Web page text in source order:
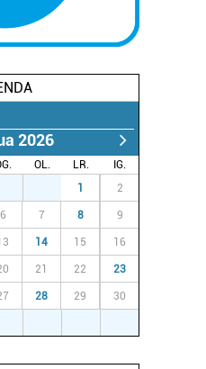
eskatzen, eta beren
zein helburutarako
aurka nola egin
moduari
ezarri zure lehentasunak
alda edo ken dezakezu
eta hirugarrenen cookie-
esperientzia eta
cookie teknologiaz
gero, teknologia hori
2026
OL. LR.
IG.
1 2
6 7 8 9
14 15 16
21 22 23
28 29 30